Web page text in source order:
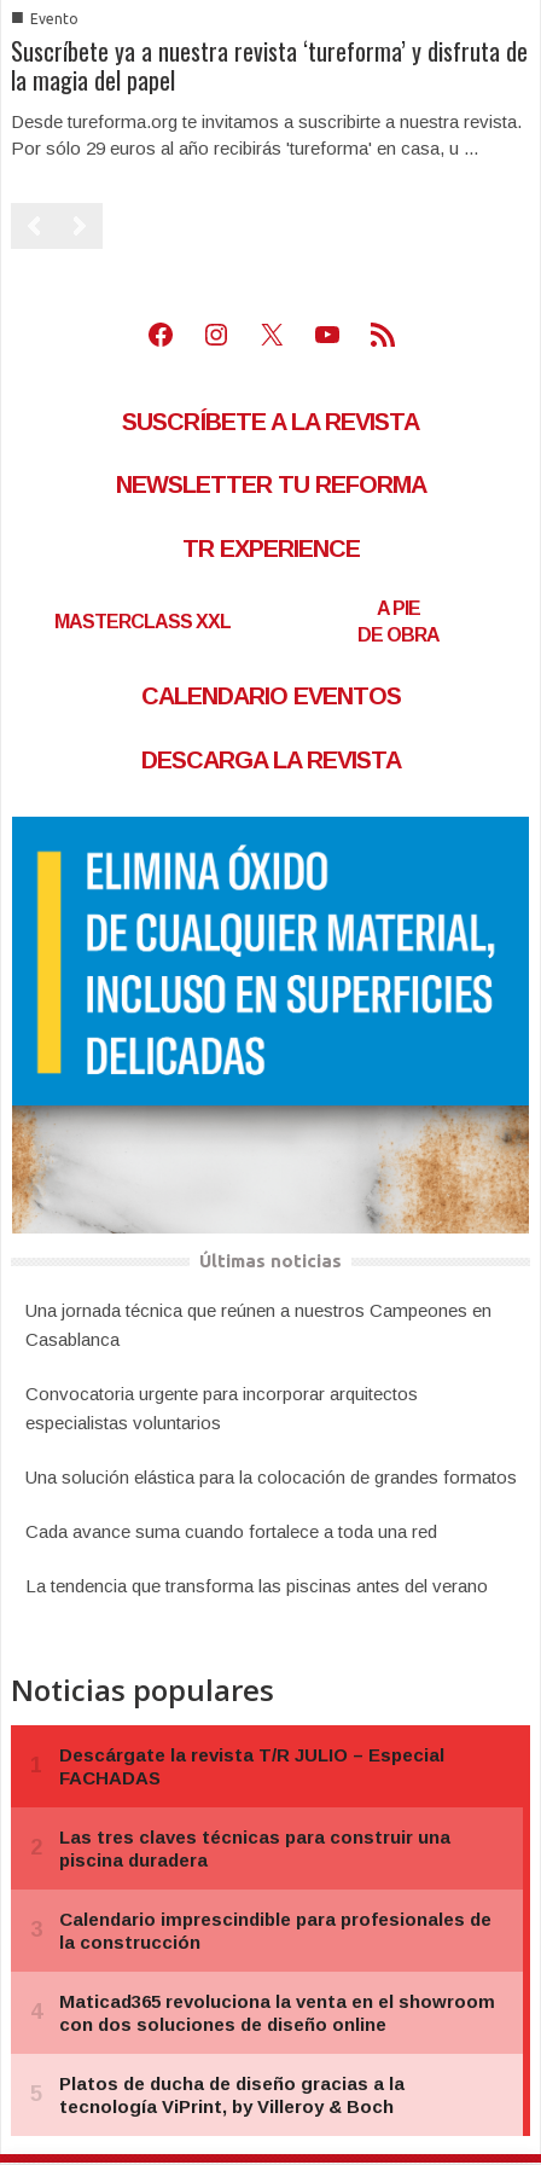
■ Evento
Suscríbete ya a nuestra revista ‘tureforma’ y disfruta de
la magia del papel
Desde tureforma.org te invitamos a suscribirte a nuestra revista.
Por sólo 29 euros al año recibirás 'tureforma' en casa, u ...
Facebook
Instagram
X Youtube
Feed RSS
SUSCRÍBETE A LA REVISTA
NEWSLETTER TU REFORMA
TR EXPERIENCE
MASTERCLASS XXL
A PIE
DE OBRA
CALENDARIO EVENTOS
DESCARGA LA REVISTA
Últimas noticias
Una jornada técnica que reúnen a nuestros Campeones en
Casablanca
Convocatoria urgente para incorporar arquitectos
especialistas voluntarios
Una solución elástica para la colocación de grandes formatos
Cada avance suma cuando fortalece a toda una red
La tendencia que transforma las piscinas antes del verano
Noticias populares